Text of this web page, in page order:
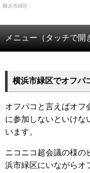
横浜市緑区 -
メニュー（タッチで開
横浜市緑区でオフパ
オフパコと言えばオフ
に参加しないといけな
います。
ニコニコ超会議の様の
浜市緑区にいながらオ